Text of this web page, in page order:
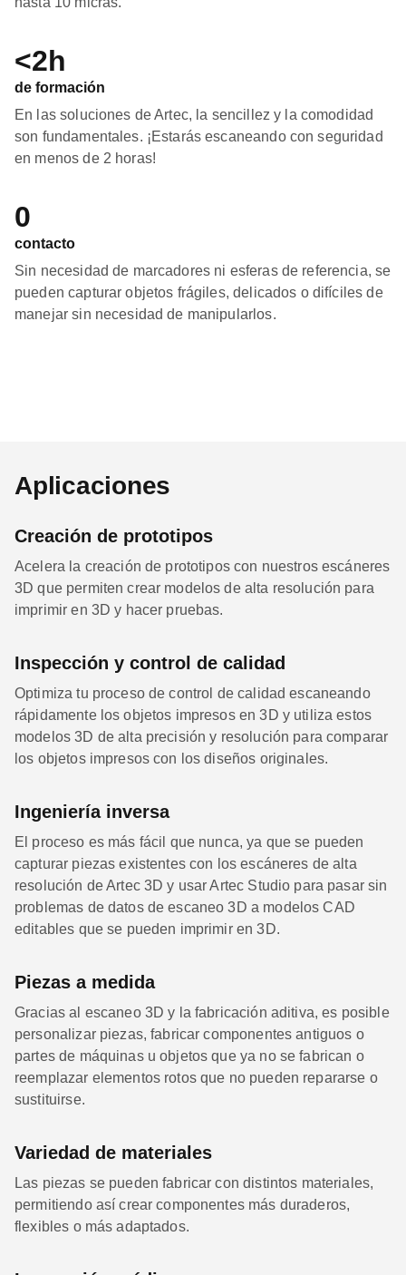
<2h
de formación
En las soluciones de Artec, la sencillez y la comodidad
son fundamentales. ¡Estarás escaneando con seguridad
en menos de 2 horas!
0
contacto
Sin necesidad de marcadores ni esferas de referencia, se
pueden capturar objetos frágiles, delicados o difíciles de
manejar sin necesidad de manipularlos.
Aplicaciones
Creación de prototipos
Acelera la creación de prototipos con nuestros escáneres
3D que permiten crear modelos de alta resolución para
imprimir en 3D y hacer pruebas.
Inspección y control de calidad
Optimiza tu proceso de control de calidad escaneando
rápidamente los objetos impresos en 3D y utiliza estos
modelos 3D de alta precisión y resolución para comparar
los objetos impresos con los diseños originales.
Ingeniería inversa
El proceso es más fácil que nunca, ya que se pueden
capturar piezas existentes con los escáneres de alta
resolución de Artec 3D y usar Artec Studio para pasar sin
problemas de datos de escaneo 3D a modelos CAD
editables que se pueden imprimir en 3D.
Piezas a medida
Gracias al escaneo 3D y la fabricación aditiva, es posible
personalizar piezas, fabricar componentes antiguos o
partes de máquinas u objetos que ya no se fabrican o
reemplazar elementos rotos que no pueden repararse o
sustituirse.
Variedad de materiales
Las piezas se pueden fabricar con distintos materiales,
permitiendo así crear componentes más duraderos,
flexibles o más adaptados.